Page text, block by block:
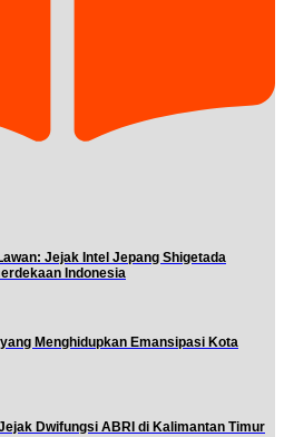
Jejak Intel Jepang Shigetada
Indonesia
Menghidupkan Emansipasi Kota
Dwifungsi ABRI di Kalimantan Timur